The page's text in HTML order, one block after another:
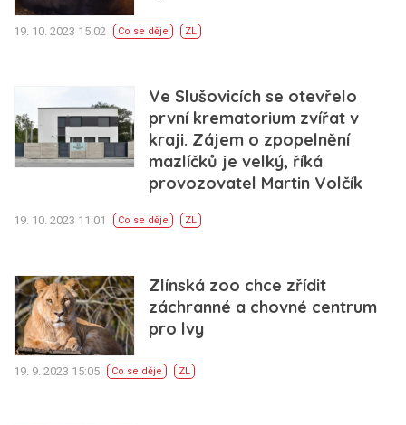
19. 10. 2023 15:02 Co se děje ZL
Ve Slušovicích se otevřelo
první krematorium zvířat v
kraji. Zájem o zpopelnění
mazlíčků je velký, říká
provozovatel Martin Volčík
19. 10. 2023 11:01 Co se děje ZL
Zlínská zoo chce zřídit
záchranné a chovné centrum
pro lvy
19. 9. 2023 15:05 Co se děje ZL